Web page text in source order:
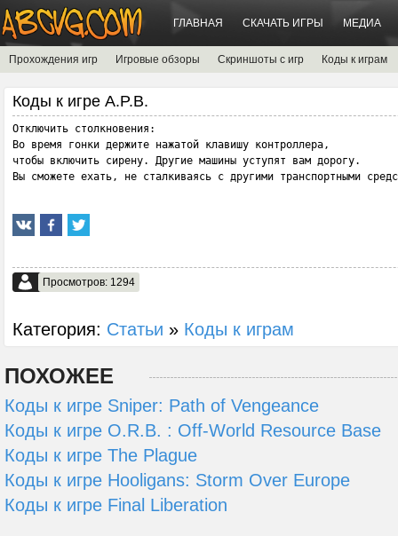
ГЛАВНАЯ СКАЧАТЬ ИГРЫ МЕДИА
Прохождения игр Игровые обзоры Скриншоты с игр Коды к играм
Коды к игре A.P.B.
Отключить столкновения:
Во время гонки держите нажатой клавишу контроллера,
чтобы включить сирену. Другие машины уступят вам дорогу.
Вы сможете ехать, не сталкиваясь с другими транспортными
Просмотров: 1294
Категория: Статьи » Коды к играм
ПОХОЖЕЕ
Коды к игре Sniper: Path of Vengeance
Коды к игре O.R.B. : Off-World Resource Base
Коды к игре The Plague
Коды к игре Hooligans: Storm Over Europe
Коды к игре Final Liberation